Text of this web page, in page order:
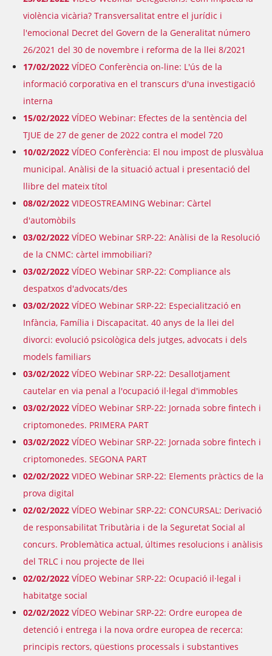
violència vicària? Transversalitat entre el jurídic i
l'emocional Decret del Govern de la Generalitat número
26/2021 del 30 de novembre i reforma de la llei 8/2021
17/02/2022 VÍDEO Conferència on-line: L'ús de la
informació corporativa en el transcurs d'una investigació
interna
15/02/2022 VÍDEO Webinar: Efectes de la sentència del
TJUE de 27 de gener de 2022 contra el model 720
10/02/2022 VÍDEO Conferència: El nou impost de plusvàlua
municipal. Anàlisi de la situació actual i presentació del
llibre del mateix títol
08/02/2022 VIDEOSTREAMING Webinar: Càrtel
d'automòbils
03/02/2022 VÍDEO Webinar SRP-22: Anàlisi de la Resolució
de la CNMC: càrtel immobiliari?
03/02/2022 VÍDEO Webinar SRP-22: Compliance als
despatxos d'advocats/des
03/02/2022 VÍDEO Webinar SRP-22: Especialització en
Infància, Família i Discapacitat. 40 anys de la llei del
divorci: evolució psicològica dels jutges, advocats i dels
models familiars
03/02/2022 VÍDEO Webinar SRP-22: Desallotjament
cautelar en via penal a l'ocupació il·legal d'immobles
03/02/2022 VÍDEO Webinar SRP-22: Jornada sobre fintech i
criptomonedes. PRIMERA PART
03/02/2022 VÍDEO Webinar SRP-22: Jornada sobre fintech i
criptomonedes. SEGONA PART
02/02/2022 VIDEO Webinar SRP-22: Elements pràctics de la
prova digital
02/02/2022 VÍDEO Webinar SRP-22: CONCURSAL: Derivació
de responsabilitat Tributària i de la Seguretat Social al
concurs. Problemàtica actual, últimes resolucions i anàlisis
del TRLC i nou projecte de llei
02/02/2022 VÍDEO Webinar SRP-22: Ocupació il·legal i
habitatge social
02/02/2022 VÍDEO Webinar SRP-22: Ordre europea de
detenció i entrega i la nova ordre europea de recerca:
principis rectors, qüestions processals i substantives